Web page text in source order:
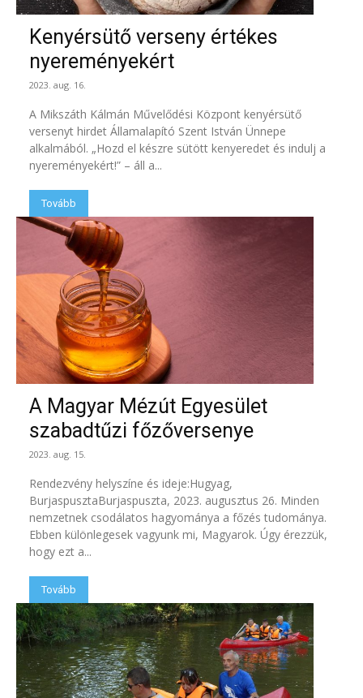
Kenyérsütő verseny értékes
nyereményekért
2023. aug. 16.
A Mikszáth Kálmán Művelődési Központ kenyérsütő
versenyt hirdet Államalapító Szent István Ünnepe
alkalmából. „Hozd el készre sütött kenyeredet és indulj a
nyereményekért!” – áll a...
Tovább
A Magyar Mézút Egyesület
szabadtűzi főzőversenye
2023. aug. 15.
Rendezvény helyszíne és ideje:Hugyag,
BurjaspusztaBurjaspuszta, 2023. augusztus 26. Minden
nemzetnek csodálatos hagyománya a főzés tudománya.
Ebben különlegesek vagyunk mi, Magyarok. Úgy érezzük,
hogy ezt a...
Tovább